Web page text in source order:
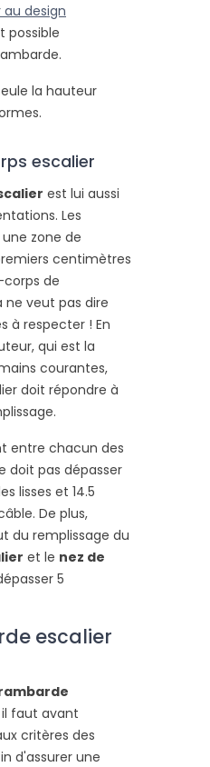
design
possible
la hauteur
escalier
est lui aussi
Les
zone de
centimètres
de
veut pas dire
à respecter ! En
qui est la
courantes,
doit répondre à
entre chacun des
doit pas dépasser
lisses et 14.5
De plus,
du remplissage du
et le nez de
5
escalier
il faut avant
critères des
d'assurer une